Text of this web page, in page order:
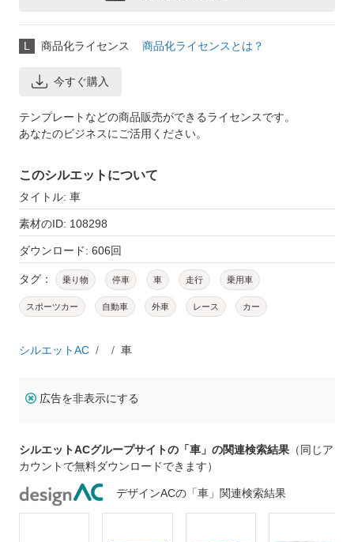
L 商品化ライセンス 商品化ライセンスとは？
今すぐ購入
テンプレートなどの商品販売ができるライセンスです。
あなたのビジネスにご活用ください。
このシルエットについて
タイトル: 車
素材のID: 108298
ダウンロード: 606回
タグ： 乗り物 停車 車 走行 乗用車
スポーツカー 自動車 外車 レース カー
シルエットAC 車
広告を非表示にする
シルエットACグループサイトの「車」の関連検索結果 （同じア
カウントで無料ダウンロードできます）
デザインACの「車」関連検索結果